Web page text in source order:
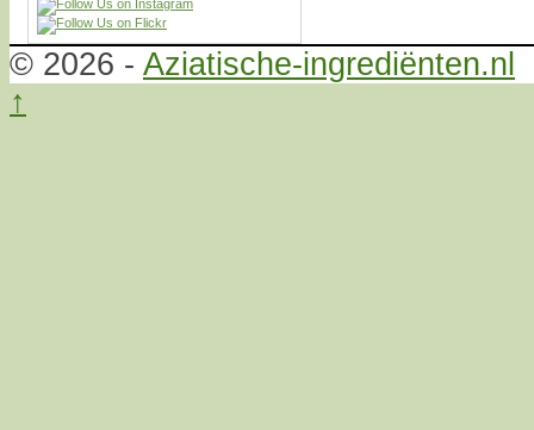
© 2026 - Aziatische-ingrediënten.nl
↑